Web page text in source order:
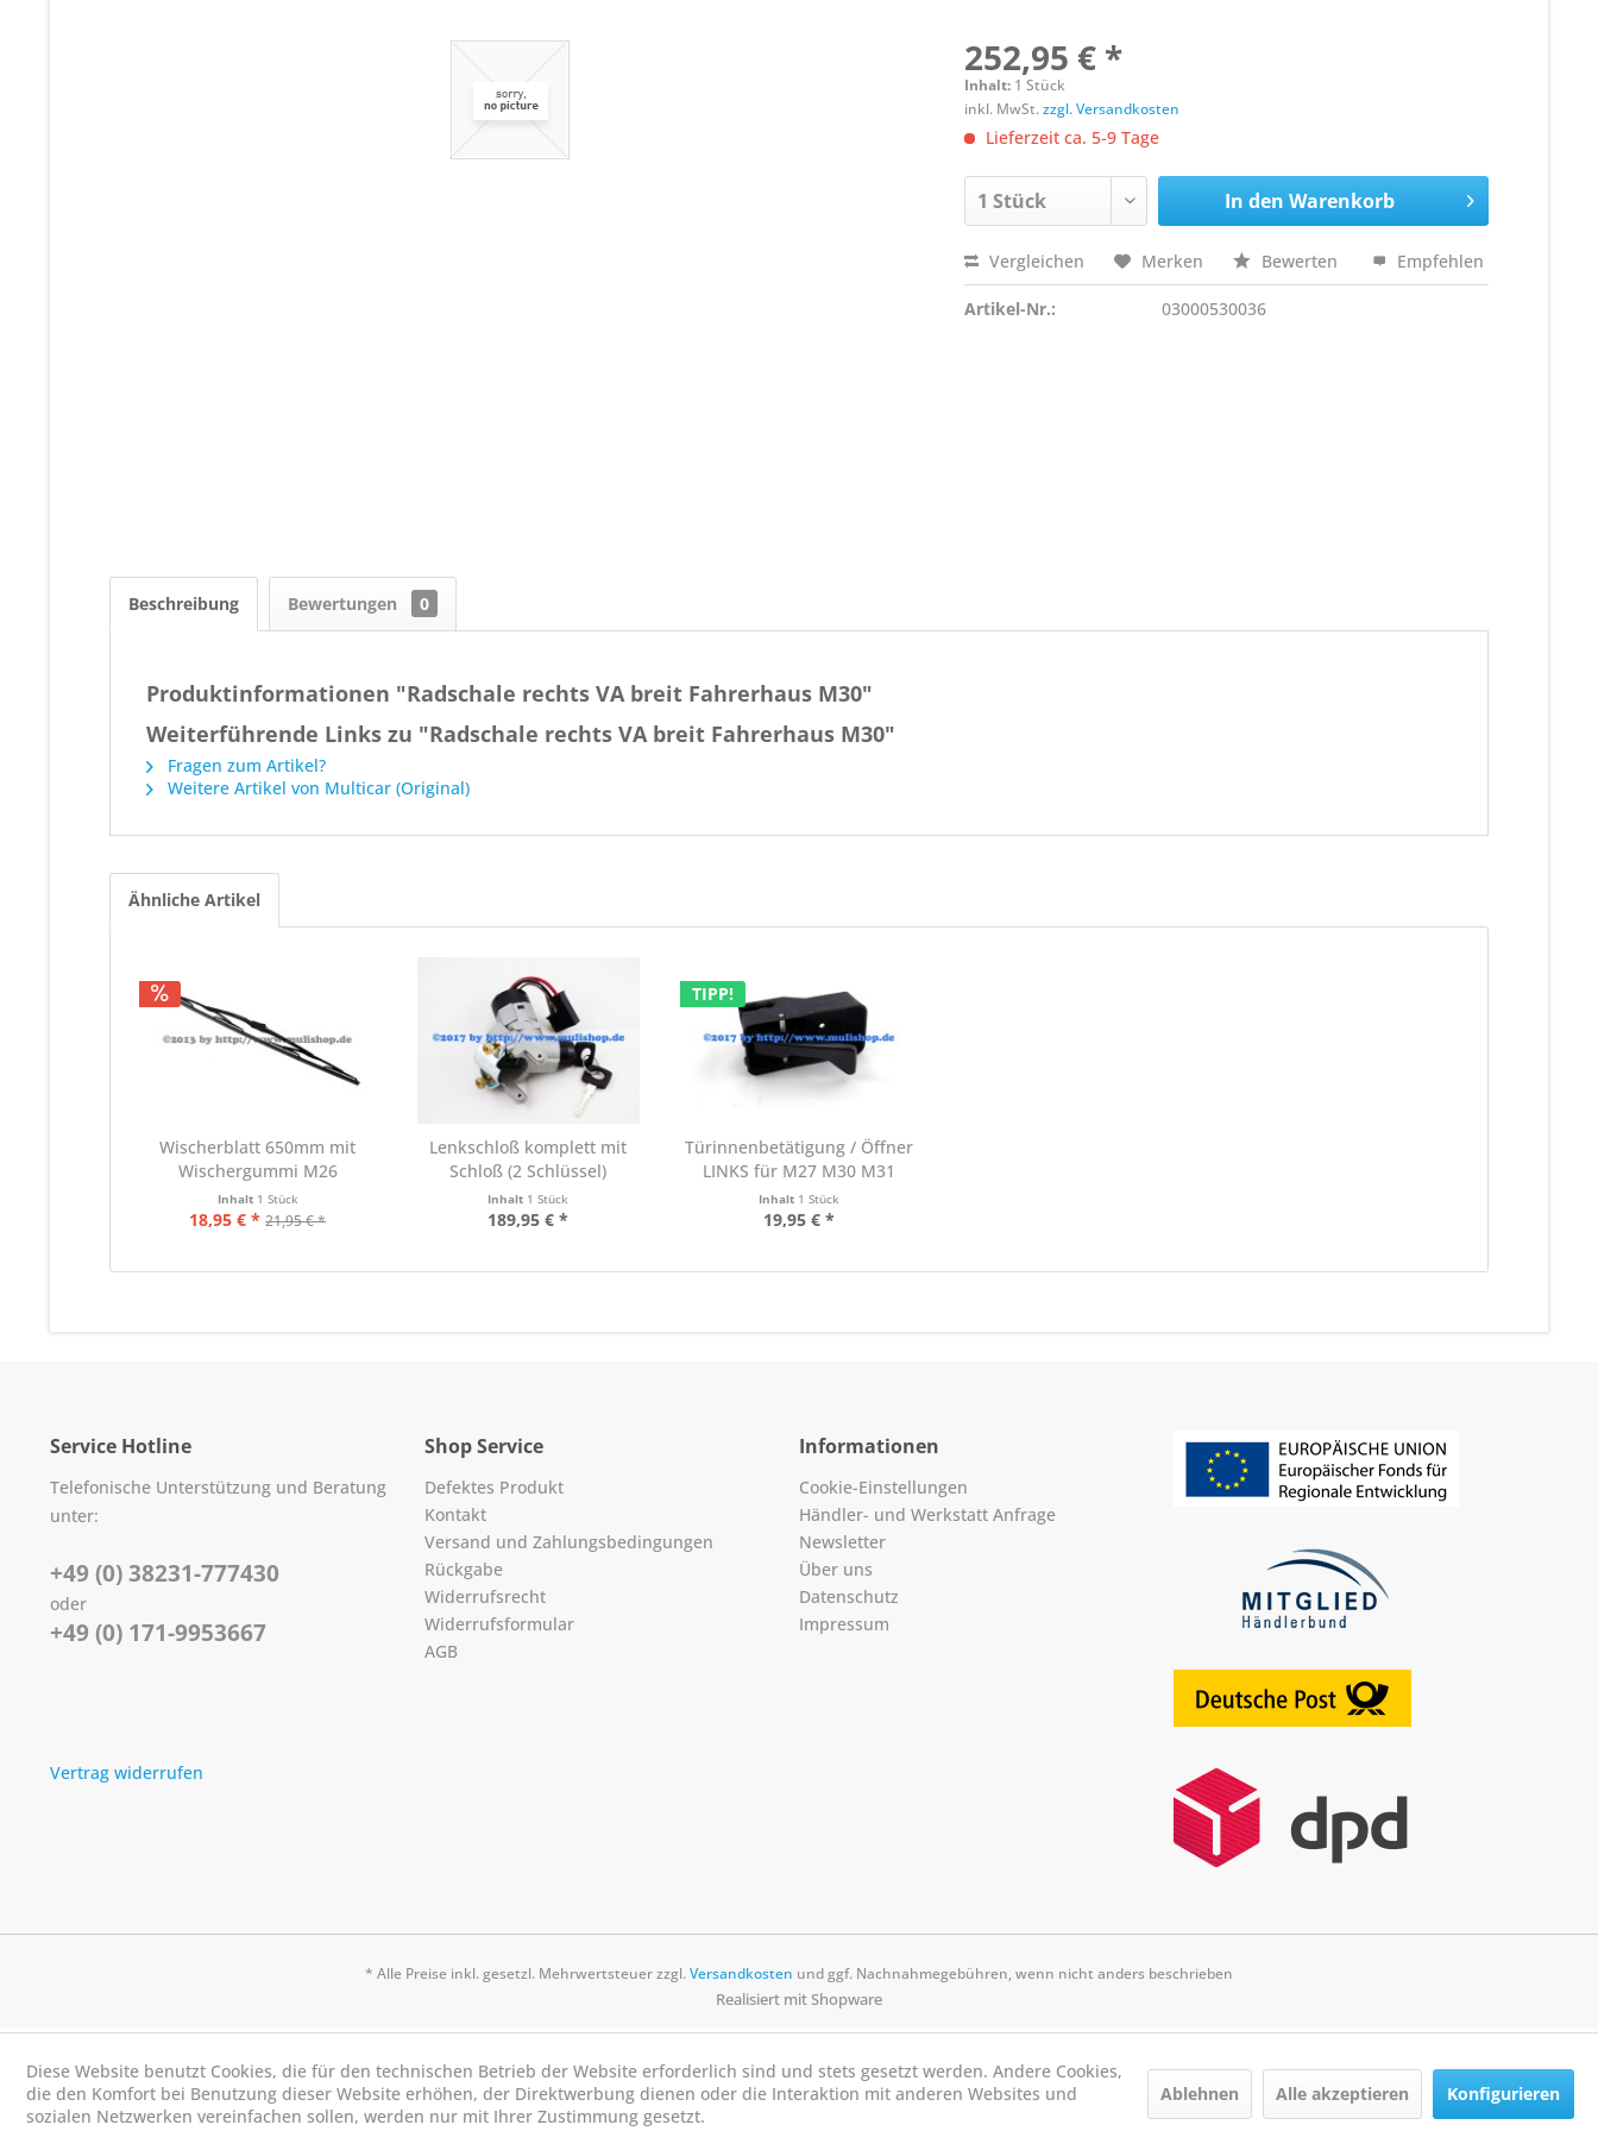
252,95 € *
Inhalt: 1 Stück
inkl. MwSt.zzgl. Versandkosten
Lieferzeit ca. 5-9 Tage
In den Warenkorb
Vergleichen Merken Bewerten Empfehlen
Artikel-Nr.: 03000530036
Beschreibung Bewertungen 0
Produktinformationen "Radschale rechts VA breit Fahrerhaus M30"
Weiterführende Links zu "Radschale rechts VA breit Fahrerhaus M30"
Fragen zum Artikel?
Weitere Artikel von Multicar (Original)
Ähnliche Artikel
Wischerblatt 650mm mit
Wischergummi M26
Inhalt 1 Stück
18,95 € * 21,95 € *
Lenkschloß komplett mit
Schloß (2 Schlüssel)
Inhalt 1 Stück
189,95 € *
TIPP!
Türinnenbetätigung / Öffner
LINKS für M27 M30 M31
Inhalt 1 Stück
19,95 € *
Service Hotline
Telefonische Unterstützung und Beratung
unter:
+49 (0) 38231-777430
oder
+49 (0) 171-9953667
Vertrag widerrufen
Shop Service
Defektes Produkt
Kontakt
Versand und Zahlungsbedingungen
Rückgabe
Widerrufsrecht
Widerrufsformular
AGB
Informationen
Cookie-Einstellungen
Händler- und Werkstatt Anfrage
Newsletter
Über uns
Datenschutz
Impressum
* Alle Preise inkl. gesetzl. Mehrwertsteuer zzgl.Versandkosten und ggf. Nachnahmegebühren, wenn nicht anders beschrieben
Realisiert mit Shopware
Diese Website benutzt Cookies, die für den technischen Betrieb der Website erforderlich sind und stets gesetzt werden. Andere Cookies,
die den Komfort bei Benutzung dieser Website erhöhen, der Direktwerbung dienen oder die Interaktion mit anderen Websites und
sozialen Netzwerken vereinfachen sollen, werden nur mit Ihrer Zustimmung gesetzt.
Ablehnen Alle akzeptieren Konfigurieren